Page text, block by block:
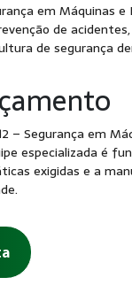
em Máquinas
de
de segurança
– Segurança em
especializada é
exigidas e a